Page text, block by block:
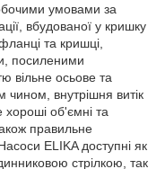
умовами за
вбудованої у кришку
та кришці,
посиленими
вільне осьове та
чином, внутрішня витік
хороші об'ємні та
правильне
ELIKA доступні як
стрілкою, так